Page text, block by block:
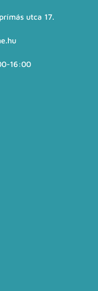
utca 17.
16:00